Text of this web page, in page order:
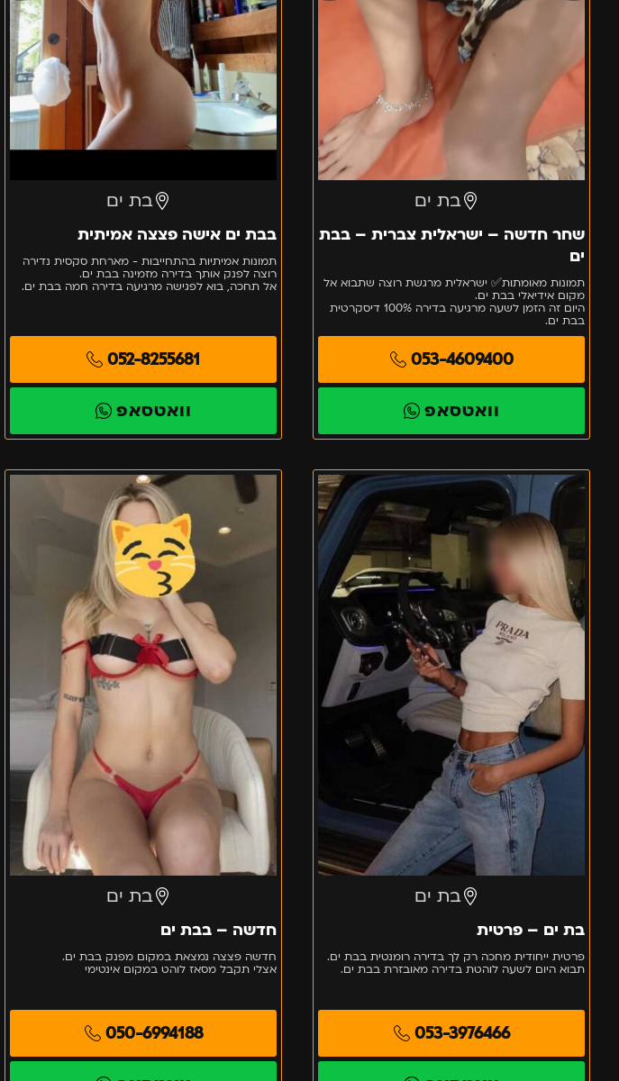
בת ים
שחר חדשה – ישראלית צברית – בבת
ים
תמונות מאומתות✅ ישראלית מרגשת רוצה שתבוא אל
מקום אידיאלי בבת ים.
היום זה הזמן לשעה מרגיעה בדירה 100% דיסקרטית
בבת ים.
053-4609400
וואטסאפ
בת ים
בבת ים אישה פצצה אמיתית
תמונות אמיתיות בהתחייבות - מארחת סקסית נדירה
רוצה לפנק אותך בדירה מזמינה בבת ים.
אל תחכה, בוא לפגישה מרגיעה בדירה חמה בבת ים.
052-8255681
וואטסאפ
בת ים
בת ים – פרטית
פרטית ייחודית מחכה רק לך בדירה רומנטית בבת ים.
תבוא היום לשעה לוהטת בדירה מאובזרת בבת ים.
053-3976466
בת
פרטית
בת ים
חדשה – בבת ים
חדשה פצצה נמצאת במקום מפנק בבת ים.
אצלי תקבל מסאז לוהט במקום אינטימי
050-6994188
חדשה